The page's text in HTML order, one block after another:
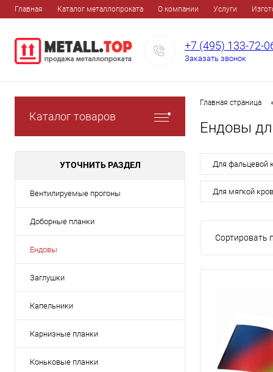
Главная Каталог металлопроката О компании Услуги
+7 (495) 133-72-
Заказать звонок
Каталог товаров
УТОЧНИТЬ РАЗДЕЛ
Вентилируемые прогоны
Доборные планки
Ендовы
Заглушки
Капельники
Карнизные планки
Коньковые планки
Главная страница
Ендовы
Для фальцевой
Для мягкой
Сортировать